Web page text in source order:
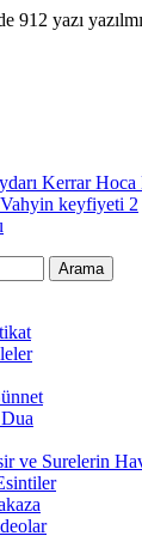
912 yazı
Kerrar
keyfiyeti 2
ve Surelerin